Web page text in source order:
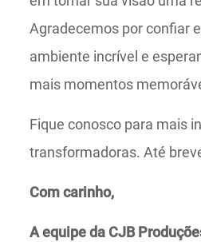
Agradecemos por confiar
ambiente incrível e
mais momentos
Fique conosco para mais
transformadoras. Até
Com carinho,
A equipe da CJB